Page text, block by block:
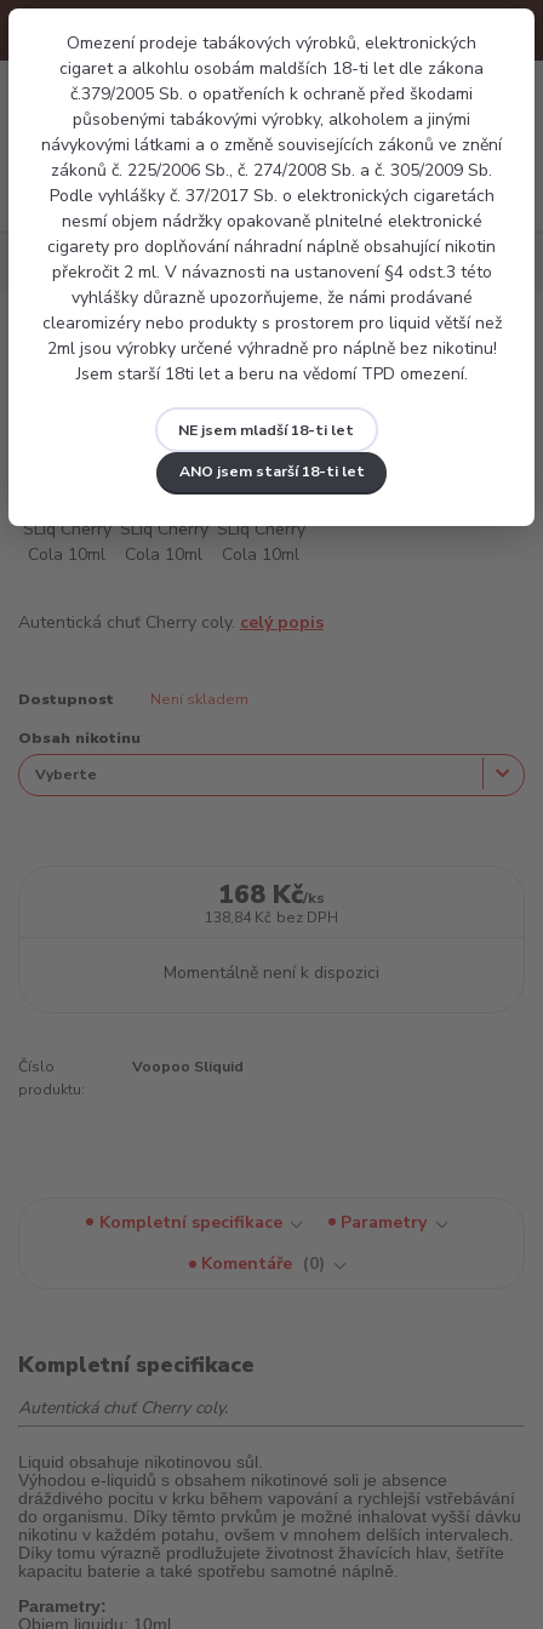
Omezení prodeje tabákových výrobků, elektronických
cigaret a alkohlu osobám maldších 18-ti let dle zákona
č.379/2005 Sb. o opatřeních k ochraně před škodami
působenými tabákovými výrobky, alkoholem a jinými
návykovými látkami a o změně souvisejících zákonů ve znění
zákonů č. 225/2006 Sb., č. 274/2008 Sb. a č. 305/2009 Sb.
Podle vyhlášky č. 37/2017 Sb. o elektronických cigaretách
nesmí objem nádržky opakovaně plnitelné elektronické
cigarety pro doplňování náhradní náplně obsahující nikotin
překročit 2 ml. V návaznosti na ustanovení §4 odst.3 této
vyhlášky důrazně upozorňujeme, že námi prodávané
clearomizéry nebo produkty s prostorem pro liquid větší než
2ml jsou výrobky určené výhradně pro náplně bez nikotinu!
Jsem starší 18ti let a beru na vědomí TPD omezení.
NE jsem mladší 18-ti let
ANO jsem starší 18-ti let
Menu
0 Kč
Náplně Voopoo SLiq Cherry Cola 10ml
Voopoo SLiq Cherry Cola 10ml
Autentická chuť Cherry coly. celý popis
Dostupnost Není skladem
Obsah nikotinu
168 Kč/ks
138,84 Kč bez DPH
Momentálně není k dispozici
Číslo
produktu:
Voopoo Sliquid
Kompletní specifikace
Parametry
Komentáře
0
Kompletní specifikace
Autentická chuť Cherry coly.
Liquid obsahuje nikotinovou sůl.
Výhodou e-liquidů s obsahem nikotinové soli je absence
dráždivého pocitu v krku během vapování a rychlejší vstřebávání
do organismu. Díky těmto prvkům je možné inhalovat vyšší dávku
nikotinu v každém potahu, ovšem v mnohem delších intervalech.
Díky tomu výrazně prodlužujete životnost žhavících hlav, šetříte
kapacitu baterie a také spotřebu samotné náplně.
Parametry:
Objem liquidu: 10ml